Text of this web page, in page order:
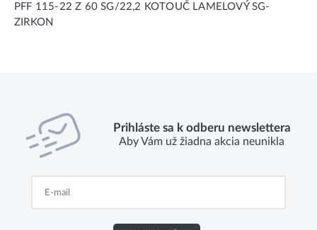
PFF 115-22 Z 60 SG/22,2 KOTOUČ LAMELOVÝ SG-
ZIRKON
Prihláste sa k odberu newslettera
Aby Vám už žiadna akcia neunikla